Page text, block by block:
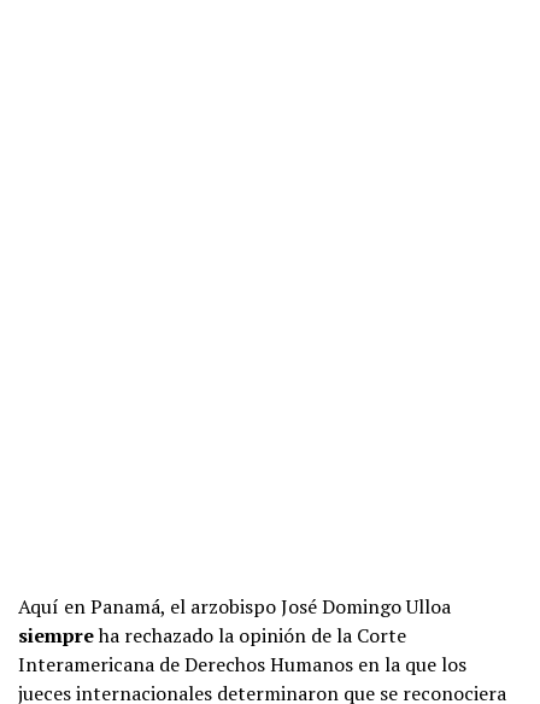
Aquí en Panamá, el arzobispo José Domingo Ulloa
siempreha rechazado la opinión de la Corte
Interamericana de Derechos Humanos en la que los
jueces internacionales determinaron que se reconociera